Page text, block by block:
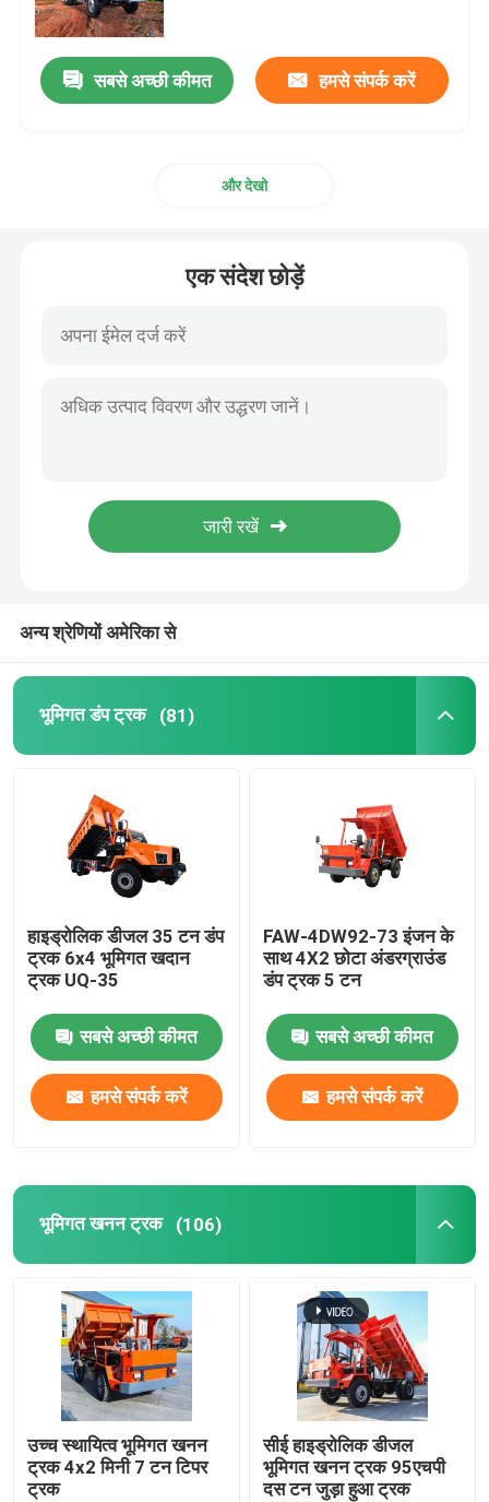
क्रॉलर डम्पर ट्रक
भूमिगत उपयोगिता वाहन
क्रॉलर कैंची लिफ्ट
आर्टिकुलेटेड बूम लिफ्ट
जंबो ड्रिलिंग मशीन
वर्टिकल लिफ्ट
सबसे अच्छी कीमत हमसे संपर्क करें
और देखो
एक संदेश छोड़ें
अन्य श्रेणियों अमेरिका से
भूमिगत डंप ट्रक (81)
हाइड्रोलिक डीजल 35 टन डंप
ट्रक 6x4 भूमिगत खदान
ट्रक UQ-35
सबसे अच्छी कीमत
हमसे संपर्क करें
FAW-4DW92-73 इंजन के
साथ 4X2 छोटा अंडरग्राउंड
डंप ट्रक 5 टन
सबसे अच्छी कीमत
हमसे संपर्क करें
भूमिगत खनन ट्रक (106)
उच्च स्थायित्व भूमिगत खनन
ट्रक 4x2 मिनी 7 टन टिपर
ट्रक
सीई हाइड्रोलिक डीजल
भूमिगत खनन ट्रक 95एचपी
दस टन जुड़ा हुआ ट्रक